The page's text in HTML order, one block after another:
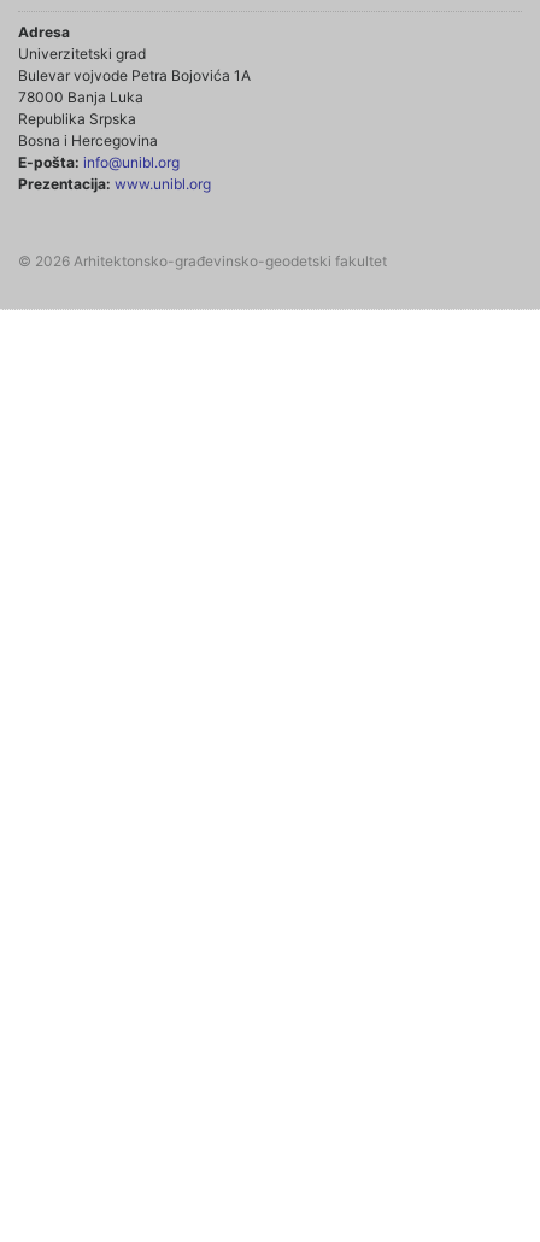
Adresa
Univerzitetski grad
Bulevar vojvode Petra Bojovića 1A
78000 Banja Luka
Republika Srpska
Bosna i Hercegovina
E-pošta: info@unibl.org
Prezentacija: www.unibl.org
© 2026 Arhitektonsko-građevinsko-geodetski fakultet